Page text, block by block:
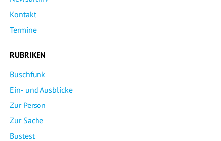
Kontakt
Termine
RUBRIKEN
Buschfunk
Ein- und Ausblicke
Zur Person
Zur Sache
Bustest